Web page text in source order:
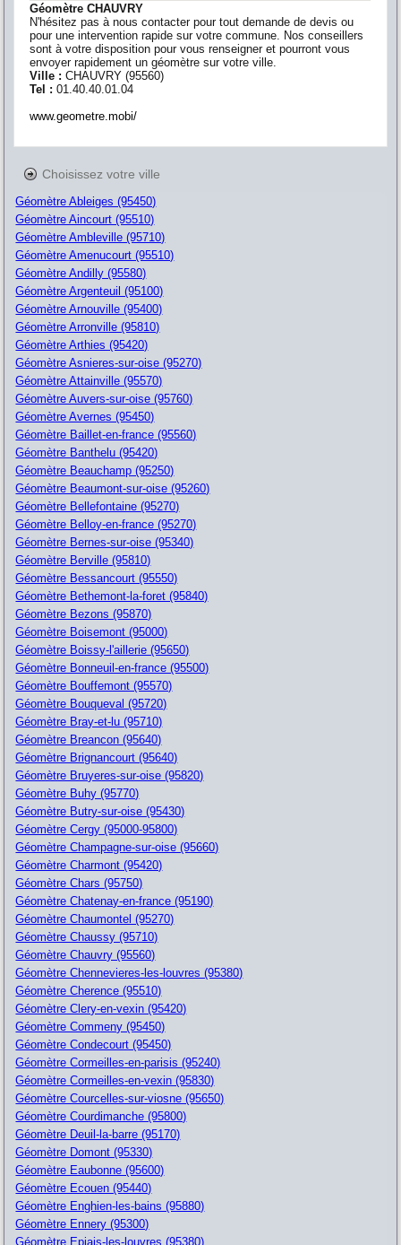
Géomètre CHAUVRY
N'hésitez pas à nous contacter pour tout demande de devis ou
pour une intervention rapide sur votre commune. Nos conseillers
sont à votre disposition pour vous renseigner et pourront vous
envoyer rapidement un géomètre sur votre ville.
Ville :CHAUVRY (95560)
Tel :01.40.40.01.04
www.geometre.mobi/
Choisissez votre ville
Géomètre Ableiges (95450)
Géomètre Aincourt (95510)
Géomètre Ambleville (95710)
Géomètre Amenucourt (95510)
Géomètre Andilly (95580)
Géomètre Argenteuil (95100)
Géomètre Arnouville (95400)
Géomètre Arronville (95810)
Géomètre Arthies (95420)
Géomètre Asnieres-sur-oise (95270)
Géomètre Attainville (95570)
Géomètre Auvers-sur-oise (95760)
Géomètre Avernes (95450)
Géomètre Baillet-en-france (95560)
Géomètre Banthelu (95420)
Géomètre Beauchamp (95250)
Géomètre Beaumont-sur-oise (95260)
Géomètre Bellefontaine (95270)
Géomètre Belloy-en-france (95270)
Géomètre Bernes-sur-oise (95340)
Géomètre Berville (95810)
Géomètre Bessancourt (95550)
Géomètre Bethemont-la-foret (95840)
Géomètre Bezons (95870)
Géomètre Boisemont (95000)
Géomètre Boissy-l'aillerie (95650)
Géomètre Bonneuil-en-france (95500)
Géomètre Bouffemont (95570)
Géomètre Bouqueval (95720)
Géomètre Bray-et-lu (95710)
Géomètre Breancon (95640)
Géomètre Brignancourt (95640)
Géomètre Bruyeres-sur-oise (95820)
Géomètre Buhy (95770)
Géomètre Butry-sur-oise (95430)
Géomètre Cergy (95000-95800)
Géomètre Champagne-sur-oise (95660)
Géomètre Charmont (95420)
Géomètre Chars (95750)
Géomètre Chatenay-en-france (95190)
Géomètre Chaumontel (95270)
Géomètre Chaussy (95710)
Géomètre Chauvry (95560)
Géomètre Chennevieres-les-louvres (95380)
Géomètre Cherence (95510)
Géomètre Clery-en-vexin (95420)
Géomètre Commeny (95450)
Géomètre Condecourt (95450)
Géomètre Cormeilles-en-parisis (95240)
Géomètre Cormeilles-en-vexin (95830)
Géomètre Courcelles-sur-viosne (95650)
Géomètre Courdimanche (95800)
Géomètre Deuil-la-barre (95170)
Géomètre Domont (95330)
Géomètre Eaubonne (95600)
Géomètre Ecouen (95440)
Géomètre Enghien-les-bains (95880)
Géomètre Ennery (95300)
Géomètre Epiais-les-louvres (95380)